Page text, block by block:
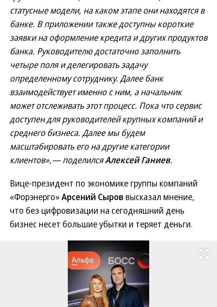
статусные модели, на каком этапе они находятся в
банке. В приложении также доступны короткие
заявки на оформление кредита и других продуктов
банка. Руководителю достаточно заполнить
четыре поля и делегировать задачу
определенному сотруднику. Далее банк
взаимодействует именно с ним, а начальник
может отслеживать этот процесс. Пока что сервис
доступен для руководителей крупных компаний и
среднего бизнеса. Далее мы будем
масштабировать его на другие категории
клиентов»,— поделилсяАлексей Ганиев.
Вице-президент по экономике группы компаний
«Форэнерго»Арсений Сыров высказал мнение,
что без цифровизации на сегодняшний день
бизнес несет большие убытки и теряет деньги.
Развернуть